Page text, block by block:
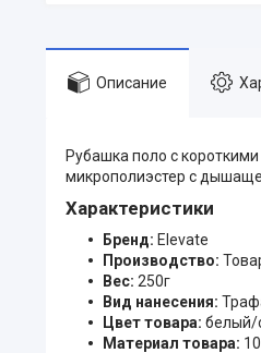
Описание
Рубашка поло с
микрополиэстер с
Характеристики
Бренд: Elevate
Производство:
Вес: 250г
Вид нанесения:
Цвет товара: белый/
Материал товара: